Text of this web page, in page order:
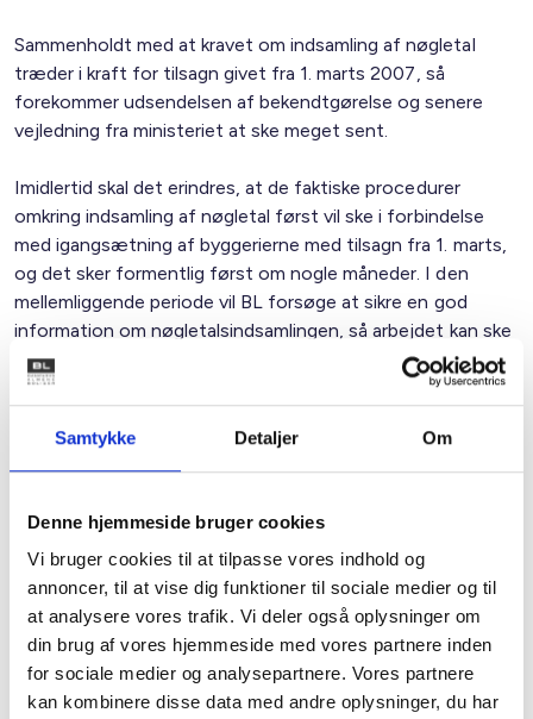
Samtykke Detaljer Om
Denne hjemmeside bruger cookies
Vi bruger cookies til at tilpasse vores indhold og
annoncer, til at vise dig funktioner til sociale medier og til
at analysere vores trafik. Vi deler også oplysninger om
din brug af vores hjemmeside med vores partnere inden
for sociale medier og analysepartnere. Vores partnere
kan kombinere disse data med andre oplysninger, du har
Sammenholdt med at kravet om indsamling af nøgletal
træder i kraft for tilsagn givet fra 1. marts 2007, så
forekommer udsendelsen af bekendtgørelse og senere
vejledning fra ministeriet at ske meget sent.
Imidlertid skal det erindres, at de faktiske procedurer
omkring indsamling af nøgletal først vil ske i forbindelse
med igangsætning af byggerierne med tilsagn fra 1. marts,
og det sker formentlig først om nogle måneder. I den
mellemliggende periode vil BL forsøge at sikre en god
information om nøgletalsindsamlingen, så arbejdet kan ske
med en forholdsvis beskeden indsats i
boligorganisationerne.
Allerede nu er det dog væsentligt for
boligorganisationerne at være opmærksom på, at
forbindelse med aflevering af entrepriser også afleverer
nøgletal til bygherren, jf. orienteringsskrivelsen og §6 i
bekendtgørelsen.
Som nævnt vender BL snarest tilbage med yderligere
vejledningsmateriale.